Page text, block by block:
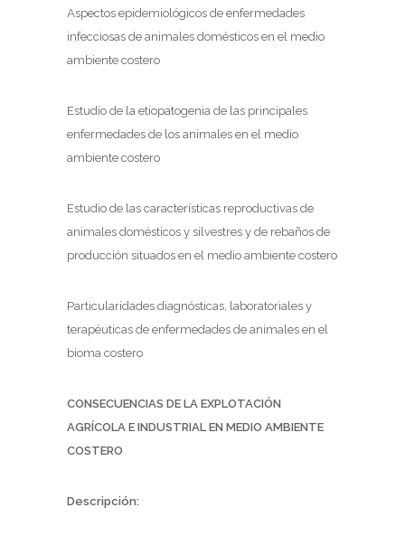
Aspectos epidemiológicos de enfermedades
infecciosas de animales domésticos en el medio
ambiente costero
Estudio de la etiopatogenia de las principales
enfermedades de los animales en el medio
ambiente costero
Estudio de las características reproductivas de
animales domésticos y silvestres y de rebaños de
producción situados en el medio ambiente costero
Particularidades diagnósticas, laboratoriales y
terapéuticas de enfermedades de animales en el
bioma costero
CONSECUENCIAS DE LA EXPLOTACIÓN
AGRÍCOLA E INDUSTRIAL EN MEDIO AMBIENTE
COSTERO
Descripción: